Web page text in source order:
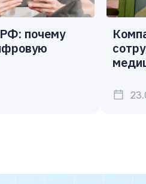
почему